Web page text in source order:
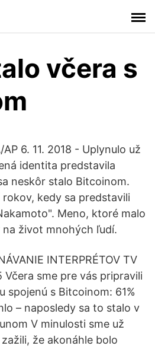
včera s
6. 11. 2018 - Uplynulo už
identita predstavila
neskôr stalo Bitcoinom.
kedy sa predstavili
Meno, ktoré malo
život mnohých ľudí.
INTERPRÉTOV TV
Včera sme pre vás pripravili
spojenú s Bitcoinom: 61%
– naposledy sa to stalo v
V minulosti sme už
že akonáhle bolo